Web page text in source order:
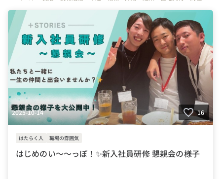
2025-10-14 16
はたらく人 職場の雰囲気
はじめのい～～っぽ！✨新入社員研修 懇親会の様子